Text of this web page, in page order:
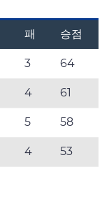
패 승점
3 64
4 61
5 58
4 53